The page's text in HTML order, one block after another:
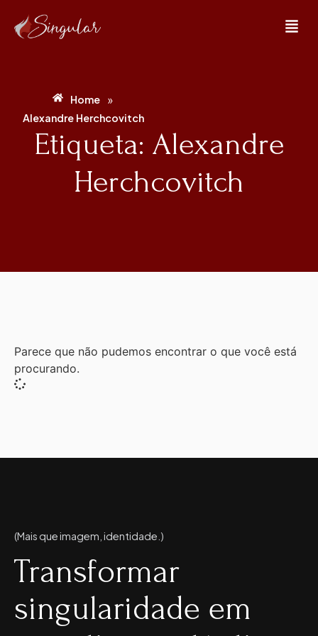
Home »
Alexandre Herchcovitch
Etiqueta: Alexandre
Herchcovitch
Parece que não pudemos encontrar o que você está
procurando.
(Mais que imagem, identidade.)
Transformar
singularidade em